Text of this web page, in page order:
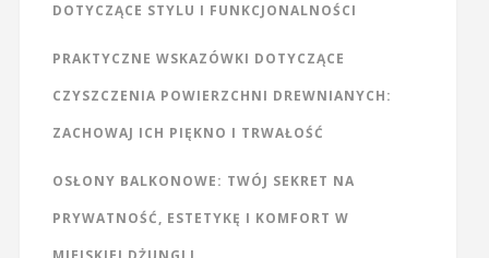
DOTYCZĄCE STYLU I FUNKCJONALNOŚCI
PRAKTYCZNE WSKAZÓWKI DOTYCZĄCE
CZYSZCZENIA POWIERZCHNI DREWNIANYCH:
ZACHOWAJ ICH PIĘKNO I TRWAŁOŚĆ
OSŁONY BALKONOWE: TWÓJ SEKRET NA
PRYWATNOŚĆ, ESTETYKĘ I KOMFORT W